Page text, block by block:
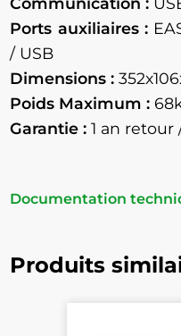
Ports auxiliaires :
/ USB
Dimensions :
Poids Maximum :
Garantie : 1 an retour
Documentation
Produits